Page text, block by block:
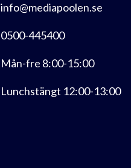
info@mediapoolen.se
0500-445400
Mån-fre 8:00-15:00
Lunchstängt 12:00-13:00